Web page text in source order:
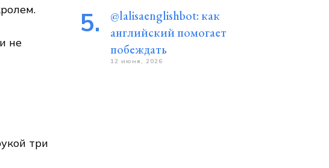
не
три
@lalisaenglishbot: как
английский помогает
побеждать
12 июня, 2026